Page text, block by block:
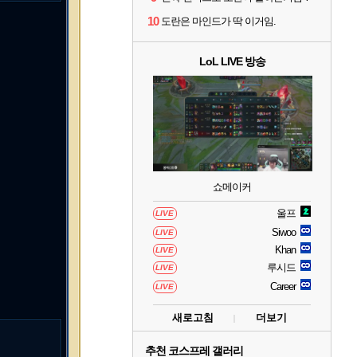
10 도란은 마인드가 딱 이거임.
LoL LIVE 방송
쇼메이커
LIVE 울프
LIVE Siwoo
LIVE Khan
LIVE 루시드
LIVE Career
새로고침 더보기
추천 코스프레 갤러리